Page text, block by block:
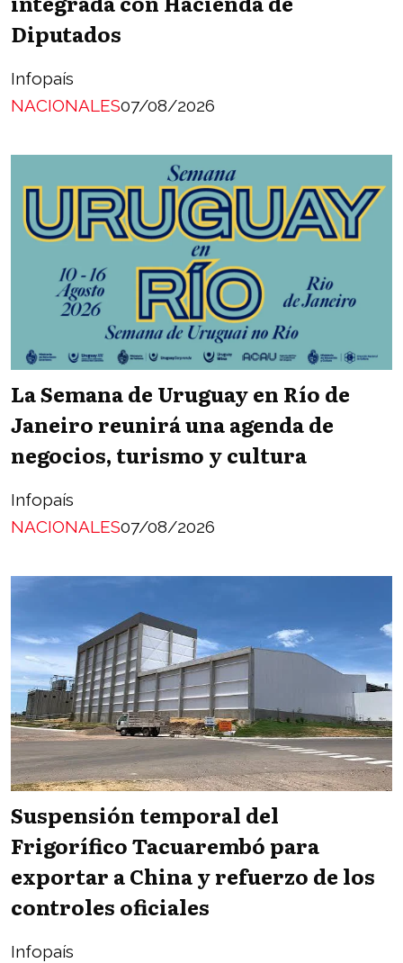
Diputados
Infopaís
NACIONALES07/08/2026
La Semana de Uruguay en Río de
Janeiro reunirá una agenda de
negocios, turismo y cultura
Infopaís
NACIONALES07/08/2026
Suspensión temporal del
Frigorífico Tacuarembó para
exportar a China y refuerzo de los
controles oficiales
Infopaís